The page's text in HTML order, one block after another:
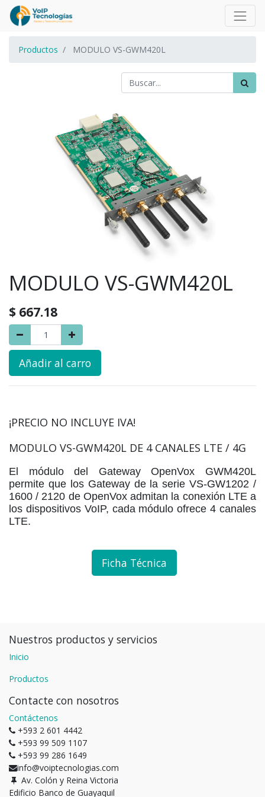
Productos MODULO VS-GWM420L
MODULO VS-GWM420L
$ 667.18
Añadir al carro
¡PRECIO NO INCLUYE IVA!
MODULO VS-GWM420L DE 4 CANALES LTE / 4G
El módulo del Gateway OpenVox GWM420L
permite que los Gateway de la serie VS-GW1202 /
1600 / 2120 de OpenVox admitan la conexión LTE a
los dispositivos VoIP, cada módulo ofrece 4 canales
LTE.
Ficha Técnica
Nuestros productos y servicios
Inicio
Productos
Contacte con nosotros
Contáctenos
+593 2 601 4442
+593 99 509 1107
+593 99 286 1649
info@voiptecnologias.com
Av. Colón y Reina Victoria
Edificio Banco de Guayaquil